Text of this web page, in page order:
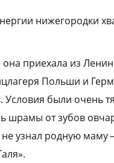
нижегородки
приехала из
Польши и
были очень
шрамы от зубов
узнал родную маму